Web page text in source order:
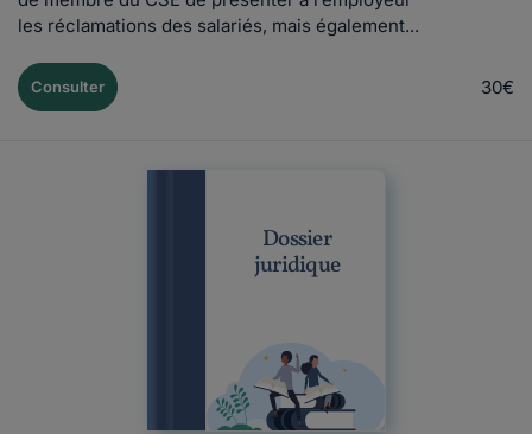
les réclamations des salariés, mais également...
Consulter 30€
Dossier
juridique